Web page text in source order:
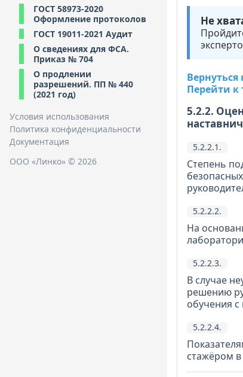
ГОСТ 58973-2020
Оформление протоколов
ГОСТ 19011-2021 Аудит
О сведениях для ФСА.
Приказ № 704
О продлении
разрешений. ПП № 440
(2021 год)
Условия использования
Политика конфиденциальности
Документация
ООО «Линко» © 2026
Не
Перейти к
5.2.2.
5.2.2.1.
Степень
5.2.2.2.
На
5.2.2.3.
В случае
решению
обучения
5.2.2.4.
стажёром